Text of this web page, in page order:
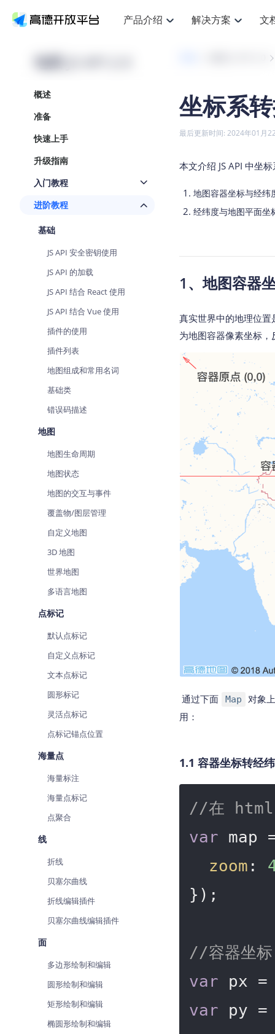
产品介绍
产品介绍
查看全部文档
位置、周边、行政区、ID等查询接口
Android iOS
基于LBS的定位服务
Android
地理/逆地理编码
位置名称与经纬度之间转换服务
Android iOS
iOS
查询目标区域当前/未来天气
通过基站、Wifi获取位置信息
导航
轻松
提供
猎
提供
API
API
智能
提供
交
查询
高
高级
解决方案
解决方案
提供智能守护与运动出行解决方案
智能眼镜实时导航及智慧出行解决方案
合规精确的两轮车场景导航
文
文档与支持
服务支持
查看全部文档
Web高级服务API
JS
数据可视化
地铁图 JS
定价
产品定价
产品
企业智图
Android定位
Android定位
JS API提供
商业授权相
地图 JS API 2.0
概述
准备
快速上手
升级指南
入门教程
进阶教程
基础
JS API 安全密钥使用
JS API 的加载
JS API 结合 React 使用
JS API 结合 Vue 使用
插件的使用
插件列表
地图组成和常用名词
基础类
错误码描述
地图
地图生命周期
地图状态
地图的交互与事件
覆盖物/图层管理
自定义地图
3D 地图
世界地图
多语言地图
点标记
默认点标记
自定义点标记
文本点标记
圆形标记
灵活点标记
点标记锚点位置
海量点
海量标注
海量点标记
点聚合
线
折线
贝塞尔曲线
折线编辑插件
贝塞尔曲线编辑插件
面
多边形绘制和编辑
圆形绘制和编辑
矩形绘制和编辑
椭圆形绘制和编辑
坐标系
最后更新时间: 2024年01月
本文介绍 JS API 中坐
地图容器坐标与经纬
经纬度与地图平面坐
1、地图容器
真实世界中的地理位
为地图容器像素坐标
通过下面 Map
对象
用：
1.1 容器坐标转经
//在 html
var map
zoom :
});
//容器坐标
var px
var py